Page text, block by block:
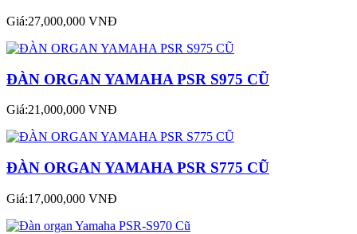
Giá:27,000,000 VNĐ
ĐÀN ORGAN YAMAHA PSR S975 CŨ
Giá:21,000,000 VNĐ
ĐÀN ORGAN YAMAHA PSR S775 CŨ
Giá:17,000,000 VNĐ